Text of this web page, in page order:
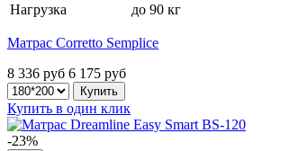
Нагрузка
до 90 кг
Матрас Corretto Semplice
8 336 руб 6 175 руб
Купить в один клик
-23%